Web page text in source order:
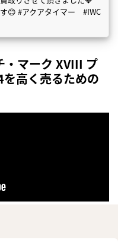
😊 #アクアタイマー #IWC
・マーク XVIII プ
高く売るための